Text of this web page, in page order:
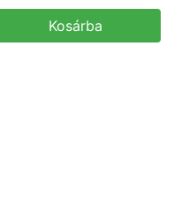
Kosárba